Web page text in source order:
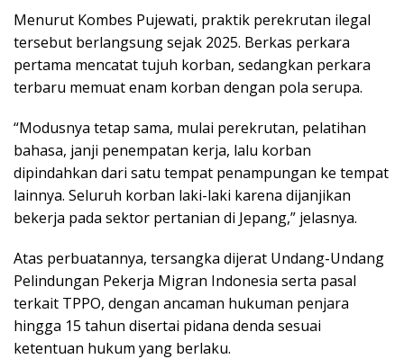
Menurut Kombes Pujewati, praktik perekrutan ilegal
tersebut berlangsung sejak 2025. Berkas perkara
pertama mencatat tujuh korban, sedangkan perkara
terbaru memuat enam korban dengan pola serupa.
“Modusnya tetap sama, mulai perekrutan, pelatihan
bahasa, janji penempatan kerja, lalu korban
dipindahkan dari satu tempat penampungan ke tempat
lainnya. Seluruh korban laki-laki karena dijanjikan
bekerja pada sektor pertanian di Jepang,” jelasnya.
Atas perbuatannya, tersangka dijerat Undang-Undang
Pelindungan Pekerja Migran Indonesia serta pasal
terkait TPPO, dengan ancaman hukuman penjara
hingga 15 tahun disertai pidana denda sesuai
ketentuan hukum yang berlaku.